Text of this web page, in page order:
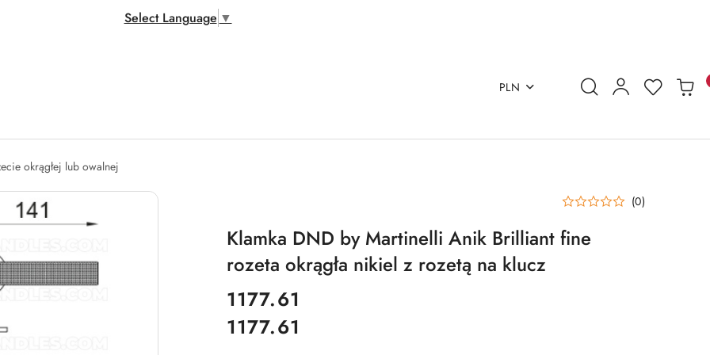
Select Language ▼
PLN
okrągłej lub owalnej
(0)
Klamka DND by Martinelli Anik Brilliant fine
rozeta okrągła nikiel z rozetą na klucz
cena:
1177.61
Cena:
1177.61